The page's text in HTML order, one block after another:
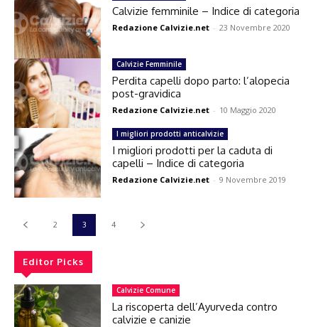
Calvizie femminile – Indice di categoria
Redazione Calvizie.net - 23 Novembre 2020
Calvizie Femminile
Perdita capelli dopo parto: l’alopecia
post-gravidica
Redazione Calvizie.net - 10 Maggio 2020
I migliori prodotti anticalvizie
I migliori prodotti per la caduta di
capelli – Indice di categoria
Redazione Calvizie.net - 9 Novembre 2019
2 3 4
Editor Picks
Calvizie Comune
La riscoperta dell’Ayurveda contro
calvizie e canizie